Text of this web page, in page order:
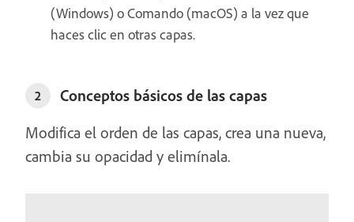
(Windows) o Comando (macOS) a la vez que
haces clic en otras capas.
2
Conceptos básicos de las capas
Modifica el orden de las capas, crea una nueva,
cambia su opacidad y elimínala.